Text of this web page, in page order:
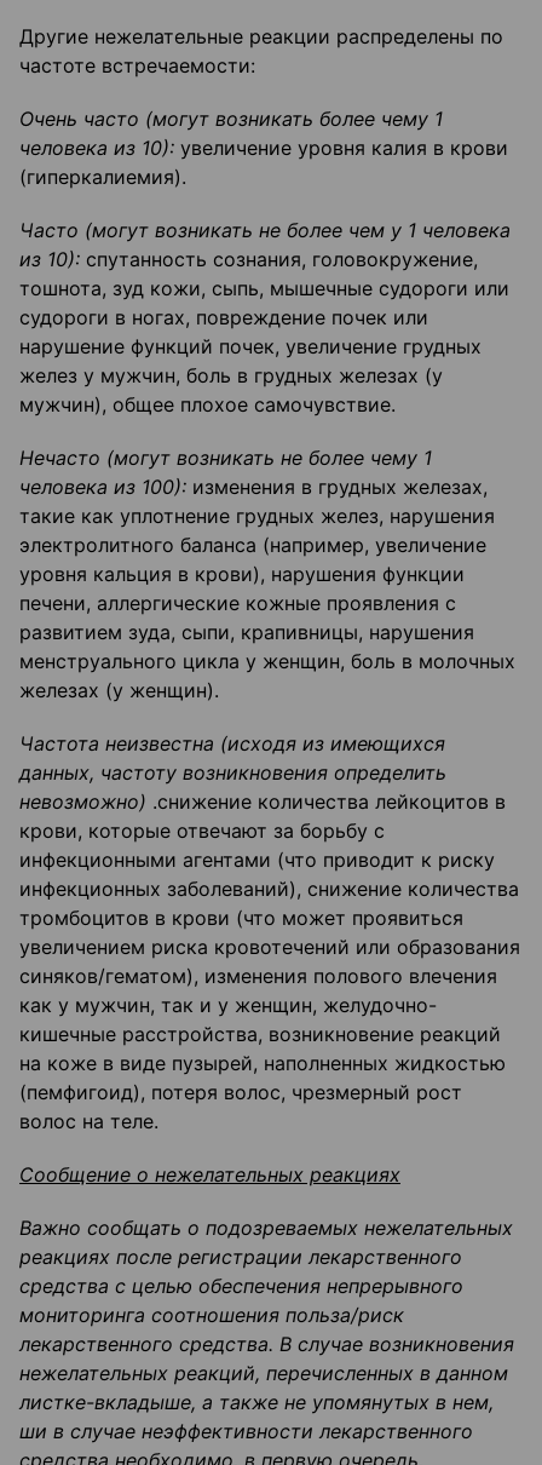
Другие нежелательные реакции распределены по
частоте встречаемости:
Очень часто (могут возникать более чему 1
человека из 10): увеличение уровня калия в крови
(гиперкалиемия).
Часто (могут возникать не более чем у 1 человека
из 10): спутанность сознания, головокружение,
тошнота, зуд кожи, сыпь, мышечные судороги или
судороги в ногах, повреждение почек или
нарушение функций почек, увеличение грудных
желез у мужчин, боль в грудных железах (у
мужчин), общее плохое самочувствие.
Нечасто (могут возникать не более чему 1
человека из 100): изменения в грудных железах,
такие как уплотнение грудных желез, нарушения
электролитного баланса (например, увеличение
уровня кальция в крови), нарушения функции
печени, аллергические кожные проявления с
развитием зуда, сыпи, крапивницы, нарушения
менструального цикла у женщин, боль в молочных
железах (у женщин).
Частота неизвестна (исходя из имеющихся
данных, частоту возникновения определить
невозможно) .снижение количества лейкоцитов в
крови, которые отвечают за борьбу с
инфекционными агентами (что приводит к риску
инфекционных заболеваний), снижение количества
тромбоцитов в крови (что может проявиться
увеличением риска кровотечений или образования
синяков/гематом), изменения полового влечения
как у мужчин, так и у женщин, желудочно-
кишечные расстройства, возникновение реакций
на коже в виде пузырей, наполненных жидкостью
(пемфигоид), потеря волос, чрезмерный рост
волос на теле.
Сообщение о нежелательных реакциях
Важно сообщать о подозреваемых нежелательных
реакциях после регистрации лекарственного
средства с целью обеспечения непрерывного
мониторинга соотношения польза/риск
лекарственного средства. В случае возникновения
нежелательных реакций, перечисленных в данном
листке-вкладыше, а также не упомянутых в нем,
ши в случае неэффективности лекарственного